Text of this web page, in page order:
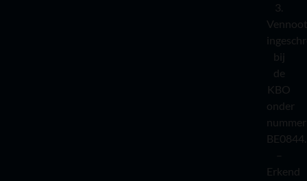
3.
bij
de
KBO
onder
nummer
–
Erkend